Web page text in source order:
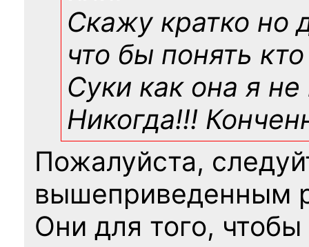
Скажу кратко но
что бы понять
Суки как она я не
Никогда!!!
Пожалуйста,
вышеприведенным
Они для того,